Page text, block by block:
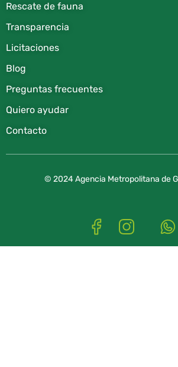
Rescate de fauna​
Transparencia
Licitaciones
Blog
Preguntas frecuentes
Quiero ayudar
Contacto
© 2024 Agencia Metropolitana de